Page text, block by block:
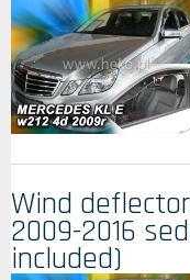
Wind
2009-2016
included)